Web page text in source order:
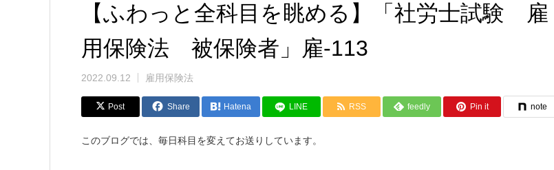
【ふわっと全科目を眺める】「社労士試験 雇
用保険法 被保険者」雇-113
2022.09.12 雇用保険法
Post Share Hatena LINE RSS feedly Pin it note
このブログでは、毎日科目を変えてお送りしています。